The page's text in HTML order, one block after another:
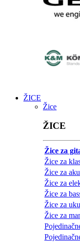
ŽICE
Žice
ŽICE
Žice za
Žice za
Žice za
Žice za
Žice za
Žice za
Žice za